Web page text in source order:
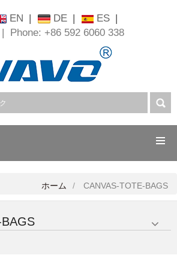
EN | DE | ES |
| Phone: +86 592 6060 338
ホーム CANVAS-TOTE-BAGS